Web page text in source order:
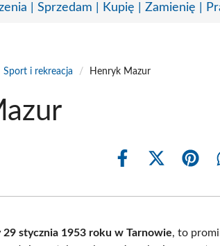
| Sprzedam | Kupię | Zamienię |
Sport i rekreacja / Henryk Mazur
Share
Share
(Twitter)
Share
29 stycznia 1953 roku w Tarnowie, to